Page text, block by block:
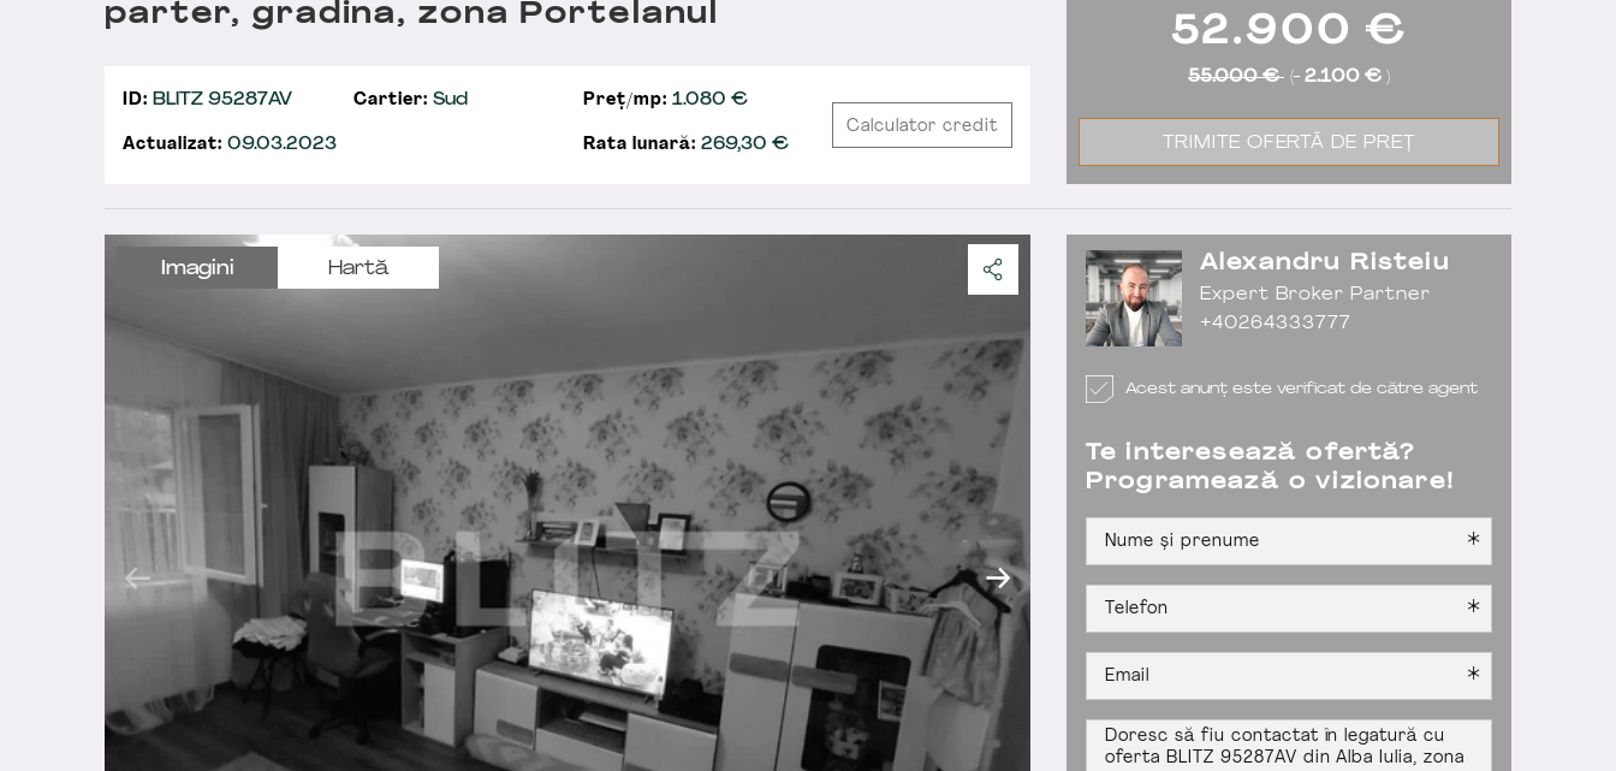
Imagini Hartă
parter, gradina, zona Portelanul
ID: BLITZ 95287AV Cartier: Sud Preț/mp: 1.080 €
Actualizat: 09.03.2023 Rata lunară:269,30 €
Calculator credit
Alexandru Risteiu
Expert Broker Partner
+40264333777
Acest anunț este verificat de către agent
Te interesează ofertă?
Programează o vizionare!
52.900 €
55.000 € (- 2.100 € )
TRIMITE OFERTĂ DE PREȚ